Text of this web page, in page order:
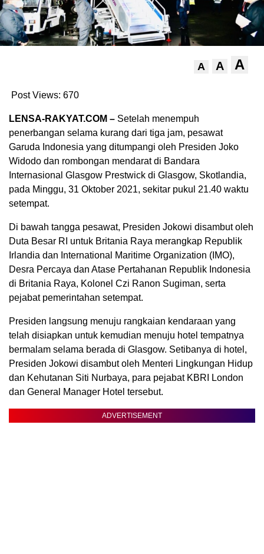
A A A
Post Views: 670
LENSA-RAKYAT.COM – Setelah menempuh
penerbangan selama kurang dari tiga jam, pesawat
Garuda Indonesia yang ditumpangi oleh Presiden Joko
Widodo dan rombongan mendarat di Bandara
Internasional Glasgow Prestwick di Glasgow, Skotlandia,
pada Minggu, 31 Oktober 2021, sekitar pukul 21.40 waktu
setempat.
Di bawah tangga pesawat, Presiden Jokowi disambut oleh
Duta Besar RI untuk Britania Raya merangkap Republik
Irlandia dan International Maritime Organization (IMO),
Desra Percaya dan Atase Pertahanan Republik Indonesia
di Britania Raya, Kolonel Czi Ranon Sugiman, serta
pejabat pemerintahan setempat.
Presiden langsung menuju rangkaian kendaraan yang
telah disiapkan untuk kemudian menuju hotel tempatnya
bermalam selama berada di Glasgow. Setibanya di hotel,
Presiden Jokowi disambut oleh Menteri Lingkungan Hidup
dan Kehutanan Siti Nurbaya, para pejabat KBRI London
dan General Manager Hotel tersebut.
ADVERTISEMENT